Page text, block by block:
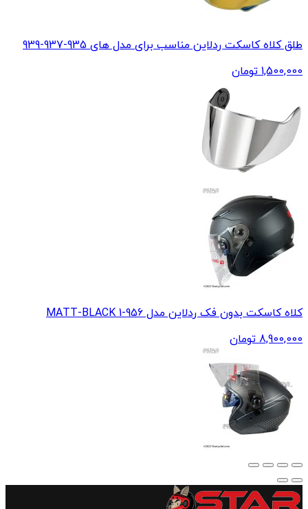
طلق کلاه کاسکت ردلاین مناسب برای مدل های 935-937-939
1,500,000 تومان
کلاه کاسکت بدون فک ردلاین مدل 956-1 MATT-BLACK
8,900,000 تومان